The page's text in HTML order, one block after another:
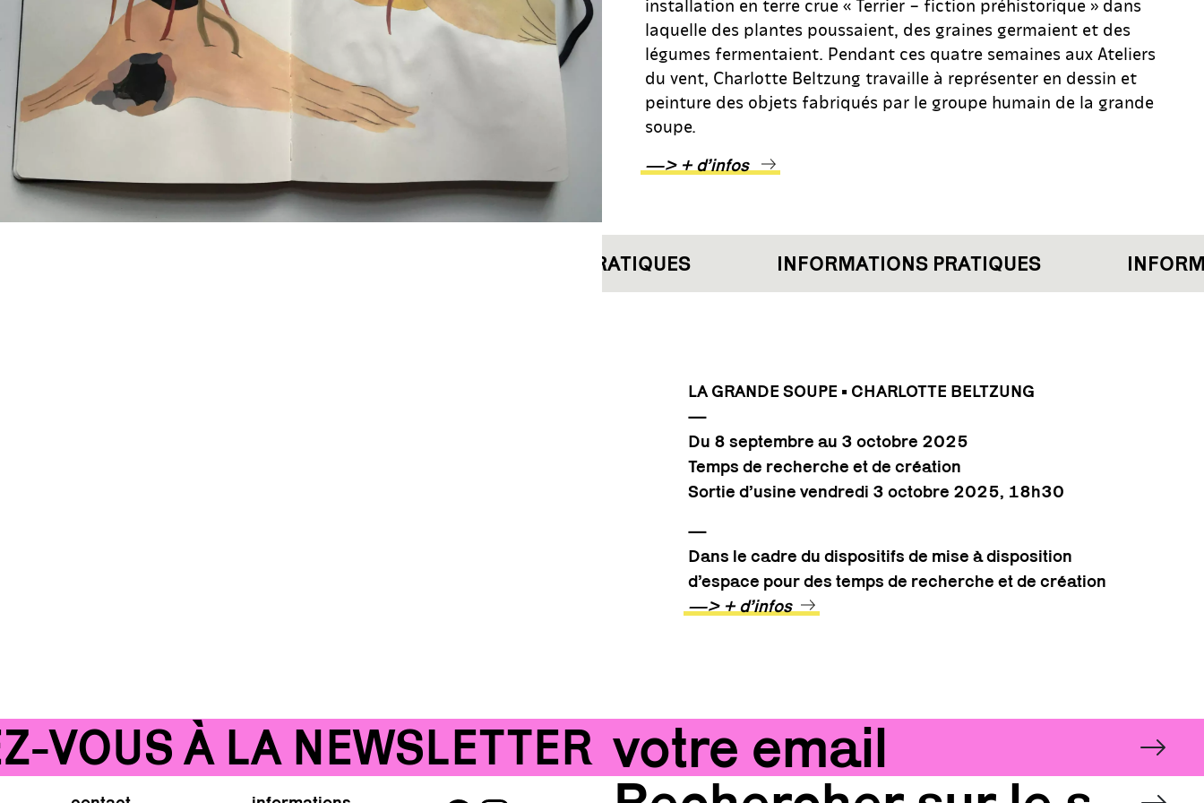
installation en terre crue « Terrier – fiction préhistorique » dans
laquelle des plantes poussaient, des graines germaient et des
légumes fermentaient. Pendant ces quatre semaines aux Ateliers
du vent, Charlotte Beltzung travaille à représenter en dessin et
peinture des objets fabriqués par le groupe humain de la grande
soupe.
—> + d’infos
INFORMATIONS PRATIQUES INFORMATIONS PRATIQUES
LA GRANDE SOUPE • CHARLOTTE BELTZUNG
—
Du 8 septembre au 3 octobre 2025
Temps de recherche et de création
Sortie d’usine vendredi 3 octobre 2025, 18h30
—
Dans le cadre du dispositifs de mise à disposition
d’espace pour des temps de recherche et de création
—> + d’infos
VOUS À LA NEWSLETTER !!! ABONNEZ-VOUS À LA
Email